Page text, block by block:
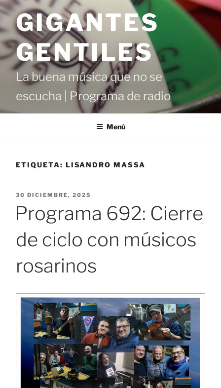
Saltar
contenido
GIGANTES
GENTILES
La buena música que no se
escucha | Programa de radio
Menú
ETIQUETA: LISANDRO MASSA
PUBLICADO
30 DICIEMBRE, 2025
Programa 692: Cierre
de ciclo con músicos
rosarinos